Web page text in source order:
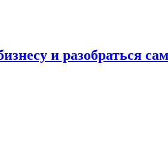
и разобраться